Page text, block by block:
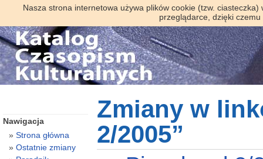
Nasza strona internetowa używa plików cookie (tzw.
przeglądarce, dzięki
Zmiany w
2/2005”
Nawigacja
Strona główna
Ostatnie zmiany